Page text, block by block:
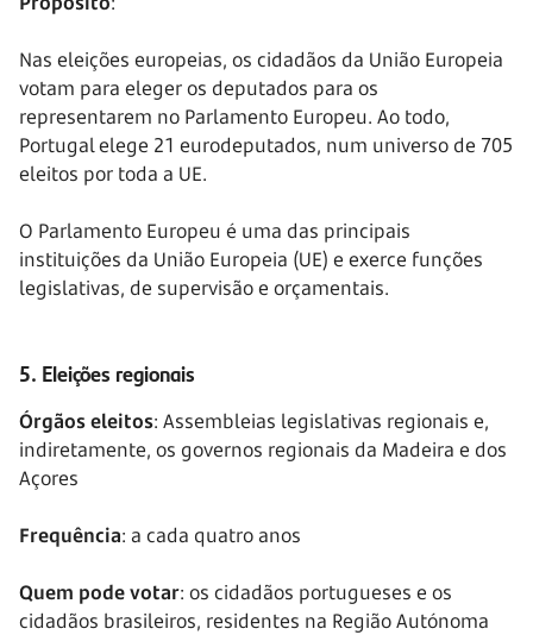
Nas eleições europeias, os cidadãos da União Europeia
votam para eleger os deputados para os
representarem no Parlamento Europeu. Ao todo,
Portugal elege 21 eurodeputados, num universo de 705
eleitos por toda a UE.
O Parlamento Europeu é uma das principais
instituições da União Europeia (UE) e exerce funções
legislativas, de supervisão e orçamentais.
5. Eleições regionais
Órgãos eleitos: Assembleias legislativas regionais e,
indiretamente, os governos regionais da Madeira e dos
Açores
Frequência: a cada quatro anos
Quem pode votar: os cidadãos portugueses e os
cidadãos brasileiros, residentes na Região Autónoma